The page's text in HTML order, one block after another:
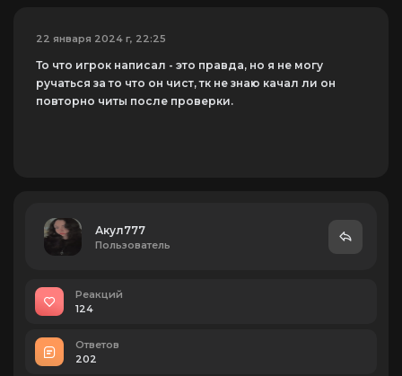
22 января 2024 г, 22:25
То что игрок написал - это правда, но я не могу
ручаться за то что он чист, тк не знаю качал ли он
повторно читы после проверки.
Акул777
Пользователь
Реакций
124
Ответов
202